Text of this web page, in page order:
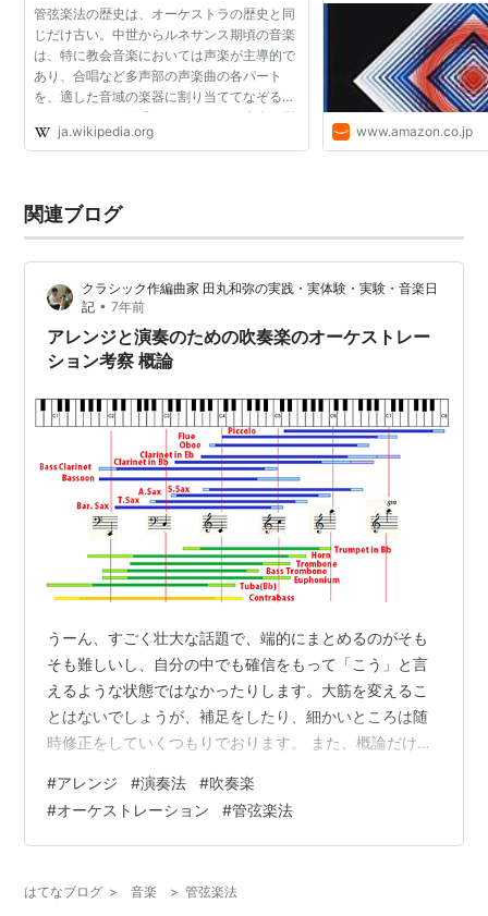
管弦楽法の歴史は、オーケストラの歴史と同
じだけ古い。中世からルネサンス期頃の音楽
は、特に教会音楽においては声楽が主導的で
あり、合唱など多声部の声楽曲の各パート
を、適した音域の楽器に割り当ててなぞる
（コラ・パルテ形式）というような声楽に従
属した伴奏形式が多かった。オルガンに加え
ja.wikipedia.org www.amazon.co.jp
関連ブログ
クラシック作編曲家 田丸和弥の実践・実体験・実験・音楽日
記 • 7年前
アレンジと演奏のための吹奏楽のオーケストレー
ション考察 概論
うーん、すごく壮大な話題で、端的にまとめるのがそも
そも難しいし、自分の中でも確信をもって「こう」と言
えるような状態ではなかったりします。大筋を変えるこ
とはないでしょうが、補足をしたり、細かいところは随
時修正をしていくつもりでおります。 また、概論だけで
もりでおります。 後から見返したときに、2019年現在、
37歳の私はこう考えたんだ…という視点の記事を残せる
のも、勉強になるかもしれないし、面白いかもしれませ
書いてみようと思います。 人気曲の分析、演奏のポイン
#アレンジ #演奏法 #吹奏楽
#オーケストレーション #管弦楽法
はてなブログ > 音楽 > 管弦楽法